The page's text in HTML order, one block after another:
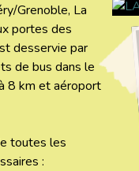
Grenoble, La
portes des
desservie par
de bus dans le
8 km et aéroport
toutes les
: